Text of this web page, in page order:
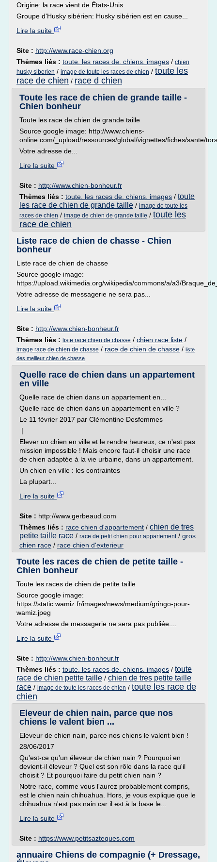
Origine: la race vient de États-Unis.
Groupe d'Husky sibérien: Husky sibérien est en cause...
Lire la suite
Site : http://www.race-chien.org
Thèmes liés : toute. les races de. chiens. images / chien
husky siberien / image de toute les races de chien / toute les
race de chien / race d chien
Toute les race de chien de grande taille -
Chien bonheur
Toute les race de chien de grande taille
Source google image: http://www.chiens-
online.com/_upload/ressources/global/vignettes/fiches/sante/
Votre adresse de...
Lire la suite
Site : http://www.chien-bonheur.fr
Thèmes liés : toute. les races de. chiens. images / toute
les race de chien de grande taille / image de toute les
races de chien / image de chien de grande taille / toute les
race de chien
Liste race de chien de chasse - Chien
bonheur
Liste race de chien de chasse
Source google image:
https://upload.wikimedia.org/wikipedia/commons/a/a3/
Votre adresse de messagerie ne sera pas...
Lire la suite
Site : http://www.chien-bonheur.fr
Thèmes liés : liste race chien de chasse / chien race liste /
image race de chien de chasse / race de chien de chasse / liste
des meilleur chien de chasse
Quelle race de chien dans un appartement
en ville
Quelle race de chien dans un appartement en...
Quelle race de chien dans un appartement en ville ?
Le 11 février 2017 par Clémentine Desfemmes
|
Elever un chien en ville et le rendre heureux, ce n'est pas
mission impossible ! Mais encore faut-il choisir une race
de chien adaptée à la vie urbaine, dans un appartement.
Un chien en ville : les contraintes
La plupart...
Lire la suite
Site : http://www.gerbeaud.com
Thèmes liés : race chien d'appartement / chien de tres
petite taille race / race de petit chien pour appartement/ gros
chien race / race chien d'exterieur
Toute les races de chien de petite taille -
Chien bonheur
Toute les races de chien de petite taille
Source google image:
https://static.wamiz.fr/images/news/medium/gringo-pour-
wamiz.jpeg
Votre adresse de messagerie ne sera pas publiée....
Lire la suite
Site : http://www.chien-bonheur.fr
Thèmes liés : toute. les races de. chiens. images / toute
race de chien petite taille / chien de tres petite taille
race / image de toute les races de chien / toute les race de
chien
Eleveur de chien nain, parce que nos
chiens le valent bien ...
Eleveur de chien nain, parce nos chiens le valent bien !
28/06/2017
Qu'est-ce qu'un éleveur de chien nain ? Pourquoi en
devient-il éleveur ? Quel est son rôle dans la race qu'il
choisit ? Et pourquoi faire du petit chien nain ?
Notre race, comme vous l'aurez probablement compris,
est le chien nain chihuahua. Hors, je vous explique que le
chihuahua n'est pas nain car il est à la base le...
Lire la suite
Site : https://www.petitsazteques.com
annuaire Chiens de compagnie (+ Dressage,